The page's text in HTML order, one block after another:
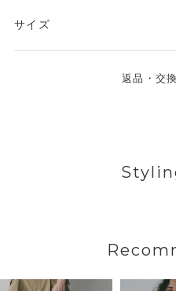
サイズ
返品・交